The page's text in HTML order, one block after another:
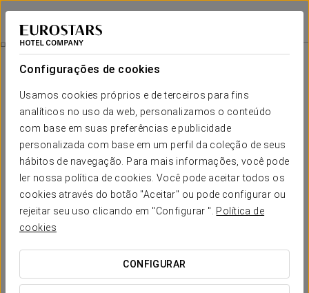
Configurações de cookies
Usamos cookies próprios e de terceiros para fins
analíticos no uso da web, personalizamos o conteúdo
com base em suas preferências e publicidade
personalizada com base em um perfil da coleção de seus
hábitos de navegação. Para mais informações, você pode
ler nossa política de cookies. Você pode aceitar todos os
cookies através do botão "Aceitar" ou pode configurar ou
rejeitar seu uso clicando em "Configurar ". Política de
cookies
CONFIGURAR
Crisol Suites Condesa
CIDADE DO MÉXICO, CDMX
Experiência Business
55 $
Experiência Business
Uma oferta especialmente concebida para viajantes de
negócios que exigem o máximo conforto na sua viagem